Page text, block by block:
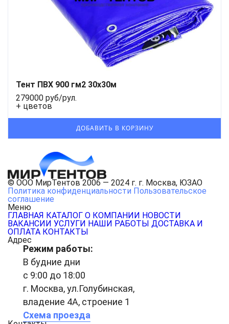
Тент ПВХ 900 гм2 30х30м
279000 руб/рул.
+ цветов
© ООО МирТентов 2006 — 2024 г. г. Москва, ЮЗАО
Политика конфиденциальности Пользовательское
соглашение
Меню
ГЛАВНАЯ КАТАЛОГ О КОМПАНИИ НОВОСТИ
ВАКАНСИИ УСЛУГИ НАШИ РАБОТЫ ДОСТАВКА И
ОПЛАТА КОНТАКТЫ
Адрес
Режим работы:
В будние дни
с 9:00 до 18:00
г. Москва, ул.Голубинская,
владение 4А, строение 1
Схема проезда